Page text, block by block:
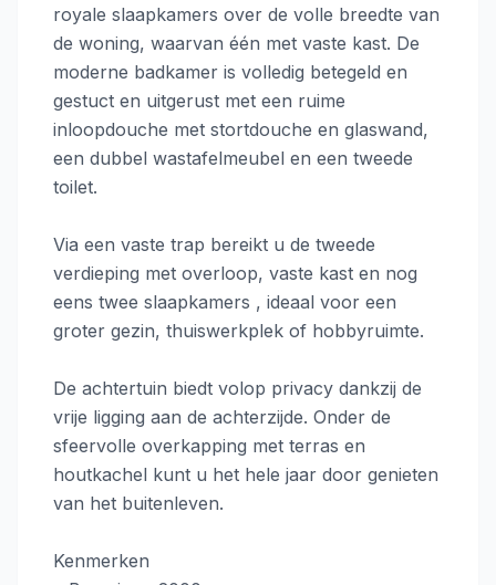
royale slaapkamers over de volle breedte van
de woning, waarvan één met vaste kast. De
moderne badkamer is volledig betegeld en
gestuct en uitgerust met een ruime
inloopdouche met stortdouche en glaswand,
een dubbel wastafelmeubel en een tweede
toilet.
Via een vaste trap bereikt u de tweede
verdieping met overloop, vaste kast en nog
eens twee slaapkamers , ideaal voor een
groter gezin, thuiswerkplek of hobbyruimte.
De achtertuin biedt volop privacy dankzij de
vrije ligging aan de achterzijde. Onder de
sfeervolle overkapping met terras en
houtkachel kunt u het hele jaar door genieten
van het buitenleven.
Kenmerken